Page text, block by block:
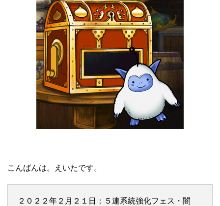
こんばんは。えいたです。
２０２２年２月２１日：５連系統強化フェス・闇